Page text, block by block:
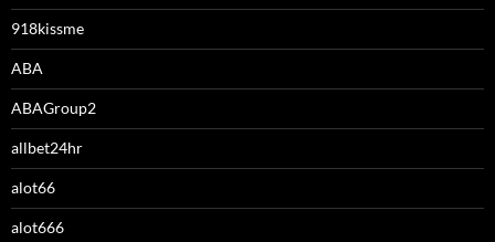
918kissme
ABA
ABAGroup2
allbet24hr
alot66
alot666